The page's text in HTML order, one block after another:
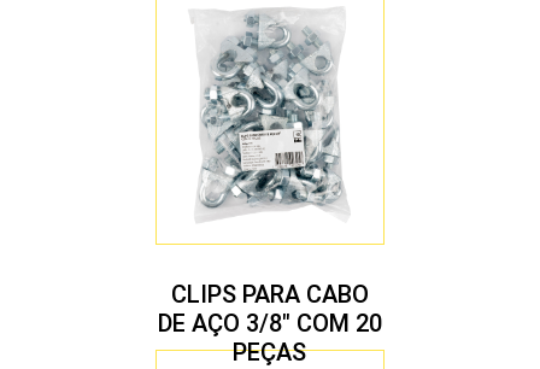
CLIPS PARA CABO
DE AÇO 3/8″ COM 20
PEÇAS